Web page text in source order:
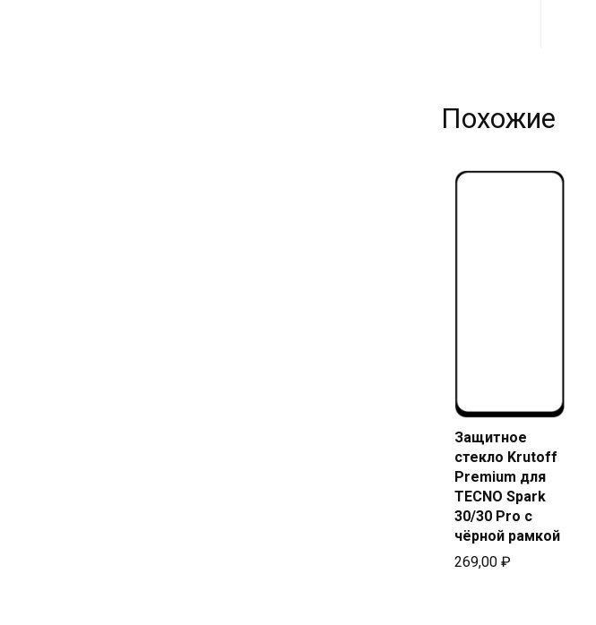
Похожие
Купить
в Beeline
Защитное
стекло Krutoff
Premium для
TECNO Spark
30/30 Pro с
чёрной рамкой
269,00 ₽